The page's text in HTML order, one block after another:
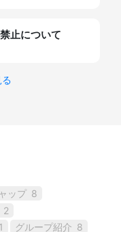
止について
ップ 8
2
1 グループ紹介 8